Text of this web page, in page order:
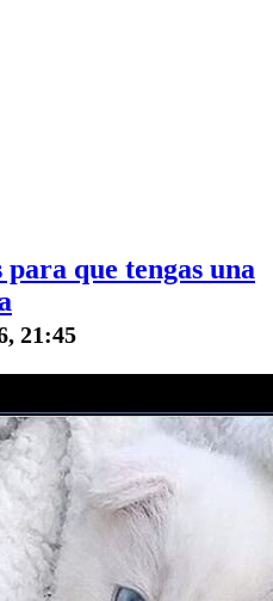
que tengas una
21:45